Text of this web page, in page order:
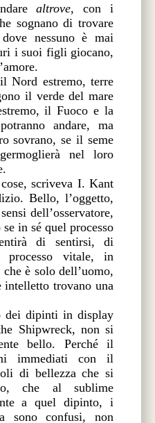
altrove, con i
sognano di trovare
nessuno è mai
i suoi figli giocano,
Nord estremo, terre
il verde del mare
il Fuoco e la
andare, ma
sovrano, se il seme
nel loro
scriveva I. Kant
Bello, l’oggetto,
dell’osservatore,
in sé quel processo
di sentirsi, di
vitale, in
è solo dell’uomo,
intelletto trovano una
dei dipinti in display
Shipwreck, non si
bello. Perché il
immediati con il
di bellezza che si
che al sublime
a quel dipinto, i
sono confusi, non